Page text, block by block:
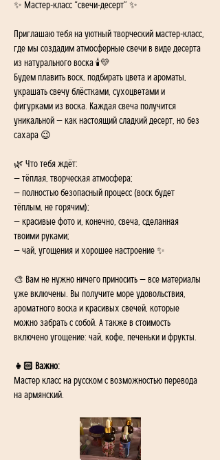
✨ Мастер-класс “свечи-десерт” ✨
Приглашаю тебя на уютный творческий мастер-класс,
где мы создадим атмосферные свечи в виде десерта
из натурального воска 🕯💛
Будем плавить воск, подбирать цвета и ароматы,
украшать свечу блёстками, сухоцветами и
фигурками из воска. Каждая свеча получится
уникальной — как настоящий сладкий десерт, но без
сахара 😉
🌿 Что тебя ждёт:
— тёплая, творческая атмосфера;
— полностью безопасный процесс (воск будет
тёплым, не горячим);
— красивые фото и, конечно, свеча, сделанная
твоими руками;
— чай, угощения и хорошее настроение ✨
🎨 Вам не нужно ничего приносить — все материалы
уже включены. Вы получите море удовольствия,
ароматного воска и красивых свечей, которые
можно забрать с собой. А также в стоимость
включено угощение: чай, кофе, печеньки и фрукты.
👧🏻 Важно:
Мастер класс на русском с возможностью перевода
на армянский.